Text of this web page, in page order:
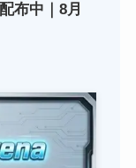
布中｜8月